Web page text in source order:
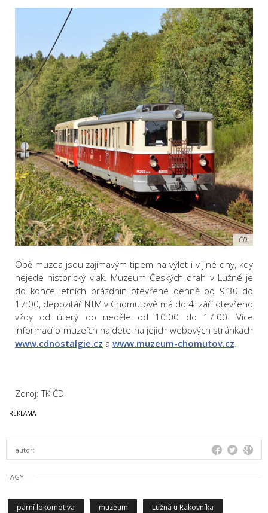
ČD
Obě muzea jsou zajímavým tipem na výlet i v jiné dny, kdy
nejede historický vlak. Muzeum Českých drah v Lužné je
do konce letních prázdnin otevřené denně od 9:30 do
17:00, depozitář NTM v Chomutově má do 4. září otevřeno
vždy od úterý do neděle od 10:00 do 17:00. Více
informací o muzeích najdete na jejich webových stránkách
www.cdnostalgie.cz a www.muzeum-chomutov.cz
Zdroj: TK ČD
autor:
TAGY
parní lokomotiva muzeum Lužná u Rakovníka